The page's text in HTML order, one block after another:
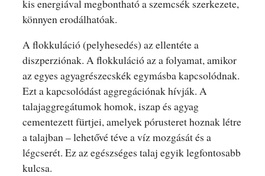
kis energiával megbontható a szemcsék szerkezete,
könnyen erodálhatóak.
A flokkuláció (pelyhesedés) az ellentéte a
diszperziónak. A flokkuláció az a folyamat, amikor
az egyes agyagrészecskék egymásba kapcsolódnak.
Ezt a kapcsolódást aggregációnak hívják. A
talajaggregátumok homok, iszap és agyag
cementezett fürtjei, amelyek pórusteret hoznak létre
a talajban – lehetővé téve a víz mozgását és a
légcserét. Ez az egészséges talaj egyik legfontosabb
kulcsa.